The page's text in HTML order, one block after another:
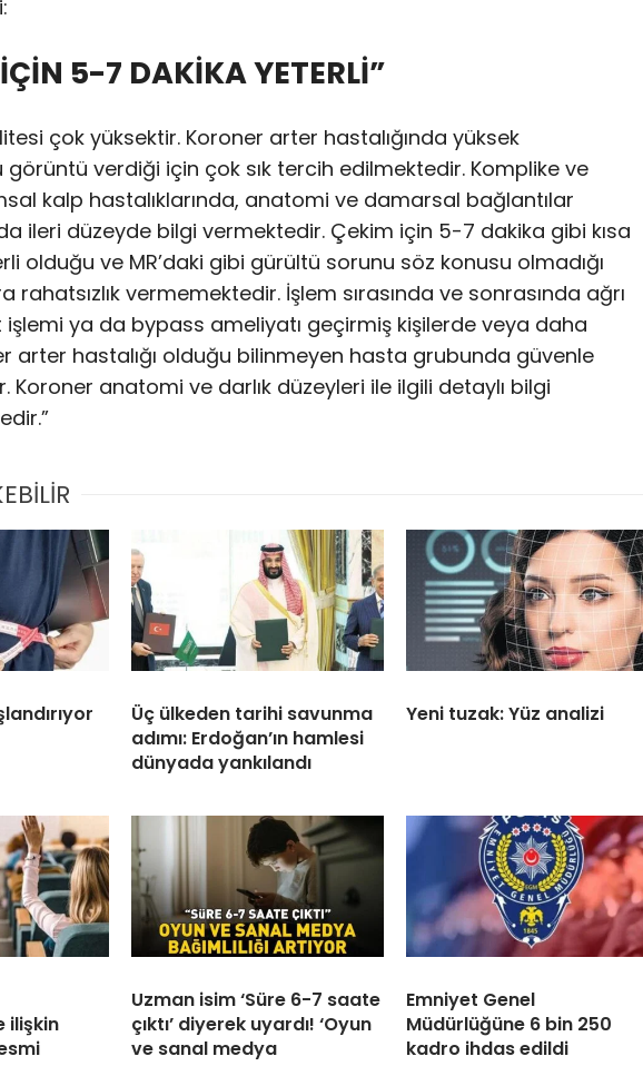
5-7 DAKİKA YETERLİ”
çok yüksektir. Koroner arter hastalığında yüksek
görüntü verdiği için çok sık tercih edilmektedir. Komplike ve
kalp hastalıklarında, anatomi ve damarsal bağlantılar
ileri düzeyde bilgi vermektedir. Çekim için 5-7 dakika gibi kısa
olduğu ve MR’daki gibi gürültü sorunu söz konusu olmadığı
rahatsızlık vermemektedir. İşlem sırasında ve sonrasında ağrı
işlemi ya da bypass ameliyatı geçirmiş kişilerde veya daha
arter hastalığı olduğu bilinmeyen hasta grubunda güvenle
Koroner anatomi ve darlık düzeyleri ile ilgili detaylı bilgi
Üç ülkeden tarihi savunma
adımı: Erdoğan’ın hamlesi
dünyada yankılandı
Yeni tuzak: Yüz analizi
ilişkin
Uzman isim ‘Süre 6-7 saate
çıktı’ diyerek uyardı! ‘Oyun
ve sanal medya
Emniyet Genel
Müdürlüğüne 6 bin 250
kadro ihdas edildi